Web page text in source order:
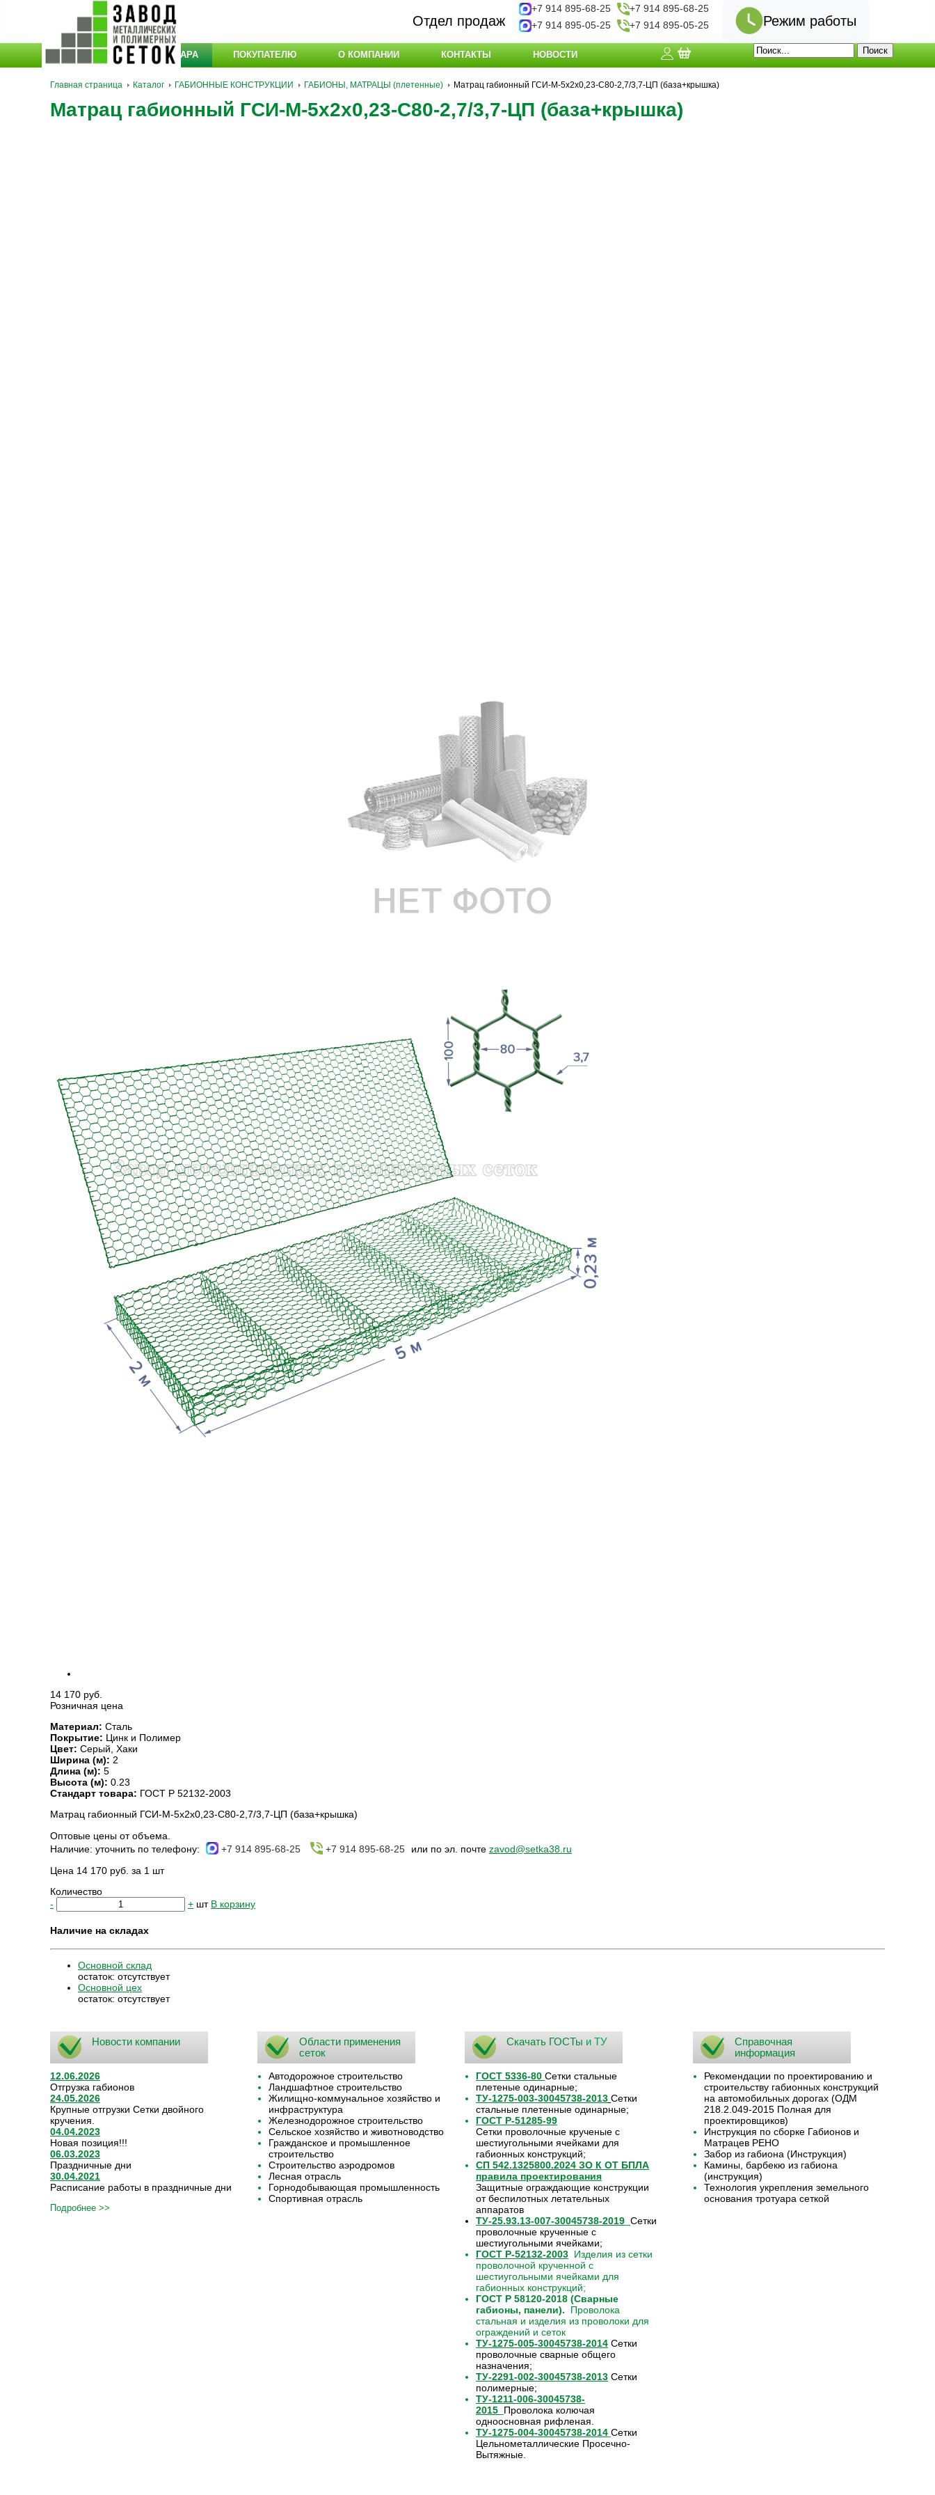
Отдел продаж
+7 914 895-68-25
+7 914 895-68-25
+7 914 895-05-25
+7 914 895-05-25 Режим работы
КАТАЛОГ ТОВАРА ПОКУПАТЕЛЮ О КОМПАНИИ КОНТАКТЫ НОВОСТИ
Главная страница Каталог ГАБИОННЫЕ КОНСТРУКЦИИ ГАБИОНЫ, МАТРАЦЫ (плетенные) Матрац габионный ГСИ-М-5х2х0,23-С80-2,7/3,7-ЦП (база+крышка)
Матрац габионный ГСИ-М-5х2х0,23-С80-2,7/3,7-ЦП (база+крышка)
14 170 руб.
Розничная цена
Материал: Сталь
Покрытие: Цинк и Полимер
Цвет: Серый, Хаки
Ширина (м): 2
Длина (м): 5
Высота (м): 0.23
Стандарт товара: ГОСТ Р 52132-2003
Матрац габионный ГСИ-М-5х2х0,23-С80-2,7/3,7-ЦП (база+крышка)
Оптовые цены от объема.
Наличие: уточнить по телефону: +7 914 895-68-25 +7 914 895-68-25 или по эл. почте zavod@setka38.ru
Цена 14 170 руб. за 1 шт
Количество
-
+ шт В корзину
Наличие на складах
Основной склад
остаток: отсутствует
Основной цех
остаток: отсутствует
Новости компании
12.06.2026
Отгрузка габионов
24.05.2026
Крупные отгрузки Сетки двойного
кручения.
04.04.2023
Новая позиция!!!
06.03.2023
Праздничные дни
30.04.2021
Расписание работы в праздничные дни
Подробнее >>
Области применения
сеток
Автодорожное строительство
Ландшафтное строительство
Жилищно-коммунальное хозяйство и
инфраструктура
Железнодорожное строительство
Сельское хозяйство и животноводство
Гражданское и промышленное
строительство
Строительство аэродромов
Лесная отрасль
Горнодобывающая промышленность
Спортивная отрасль
Скачать ГОСТы и ТУ
ГОСТ 5336-80 Сетки стальные
плетеные одинарные;
ТУ-1275-003-30045738-2013 Сетки
стальные плетенные одинарные;
ГОСТ Р-51285-99
Сетки проволочные крученые с
шестиугольными ячейками для
габионных конструкций;
СП 542.1325800.2024 ЗО К ОТ БПЛА
правила проектирования
Защитные ограждающие конструкции
от беспилотных летательных
аппаратов
ТУ-25.93.13-007-30045738-2019 Сетки
проволочные крученные с
шестиугольными ячейками;
ГОСТ Р-52132-2003 Изделия из сетки
проволочной крученной с
шестиугольными ячейками для
габионных конструкций;
ГОСТ Р 58120-2018 (Сварные
габионы, панели). Проволока
стальная и изделия из проволоки для
ограждений и сеток
ТУ-1275-005-30045738-2014 Сетки
проволочные сварные общего
назначения;
ТУ-2291-002-30045738-2013 Сетки
полимерные;
ТУ-1211-006-30045738-
2015 Проволока колючая
одноосновная рифленая.
ТУ-1275-004-30045738-2014 Сетки
Цельнометаллические Просечно-
Вытяжные.
Справочная
информация
Рекомендации по проектированию и
строительству габионных конструкций
на автомобильных дорогах (ОДМ
218.2.049-2015 Полная для
проектировщиков)
Инструкция по сборке Габионов и
Матрацев РЕНО
Забор из габиона (Инструкция)
Камины, барбекю из габиона
(инструкция)
Технология укрепления земельного
основания тротуара сеткой